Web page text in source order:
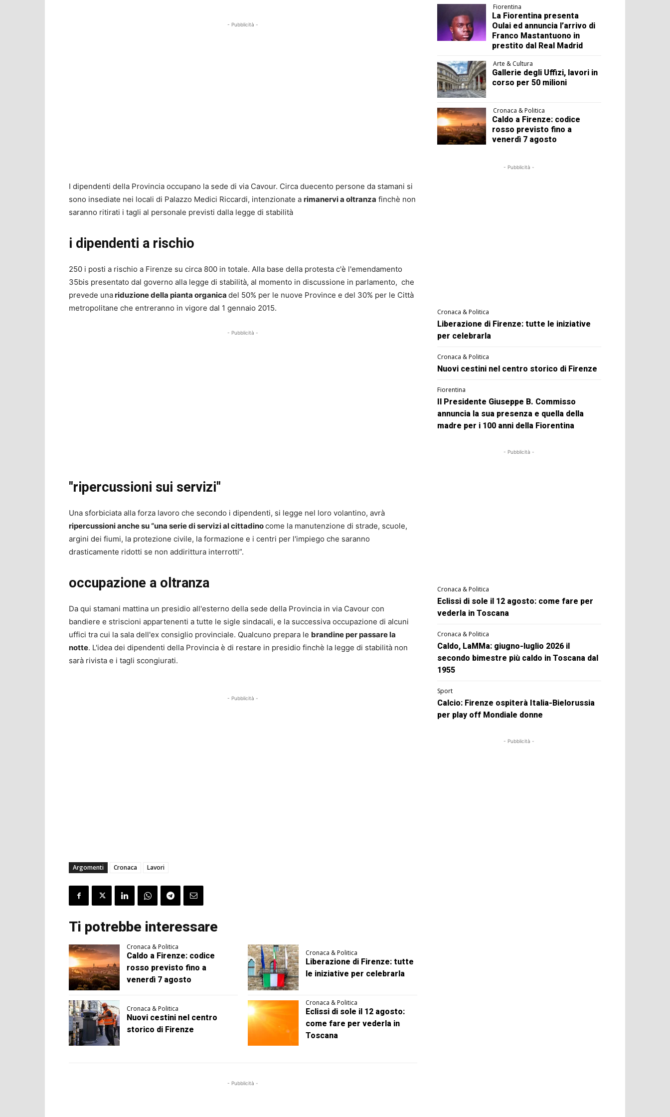
- Pubblicità -
I dipendenti della Provincia occupano la sede di via Cavour. Circa duecento persone da stamani si
sono insediate nei locali di Palazzo Medici Riccardi, intenzionate a rimanervi a oltranza finchè non
saranno ritirati i tagli al personale previsti dalla legge di stabilità
i dipendenti a rischio
250 i posti a rischio a Firenze su circa 800 in totale. Alla base della protesta c'è l'emendamento
35bis presentato dal governo alla legge di stabilità, al momento in discussione in parlamento, che
prevede unariduzione della pianta organica del 50% per le nuove Province e del 30% per le Città
metropolitane che entreranno in vigore dal 1 gennaio 2015.
- Pubblicità -
''ripercussioni sui servizi''
Una sforbiciata alla forza lavoro che secondo i dipendenti, si legge nel loro volantino, avrà
ripercussioni anche su “una serie di servizi al cittadinocome la manutenzione di strade, scuole,
argini dei fiumi, la protezione civile, la formazione e i centri per l'impiego che saranno
drasticamente ridotti se non addirittura interrotti”.
occupazione a oltranza
Da qui stamani mattina un presidio all'esterno della sede della Provincia in via Cavour con
bandiere e striscioni appartenenti a tutte le sigle sindacali, e la successiva occupazione di alcuni
uffici tra cui la sala dell'ex consiglio provinciale. Qualcuno prepara le brandine per passare la
notte. L'idea dei dipendenti della Provincia è di restare in presidio finchè la legge di stabilità non
sarà rivista e i tagli scongiurati.
- Pubblicità -
Argomenti Cronaca Lavori
Ti potrebbe interessare
Cronaca & Politica
Caldo a Firenze: codice
rosso previsto fino a
venerdì 7 agosto
Cronaca & Politica
Liberazione di Firenze: tutte
le iniziative per celebrarla
Cronaca & Politica
Nuovi cestini nel centro
storico di Firenze
Cronaca & Politica
Eclissi di sole il 12 agosto:
come fare per vederla in
Toscana
- Pubblicità -
Fiorentina
La Fiorentina presenta
Oulai ed annuncia l’arrivo di
Franco Mastantuono in
prestito dal Real Madrid
Arte & Cultura
Gallerie degli Uffizi, lavori in
corso per 50 milioni
Cronaca & Politica
Caldo a Firenze: codice
rosso previsto fino a
venerdì 7 agosto
- Pubblicità -
Cronaca & Politica
Liberazione di Firenze: tutte le iniziative
per celebrarla
Cronaca & Politica
Nuovi cestini nel centro storico di Firenze
Fiorentina
Il Presidente Giuseppe B. Commisso
annuncia la sua presenza e quella della
madre per i 100 anni della Fiorentina
- Pubblicità -
Cronaca & Politica
Eclissi di sole il 12 agosto: come fare per
vederla in Toscana
Cronaca & Politica
Caldo, LaMMa: giugno-luglio 2026 il
secondo bimestre più caldo in Toscana dal
1955
Sport
Calcio: Firenze ospiterà Italia-Bielorussia
per play off Mondiale donne
- Pubblicità -